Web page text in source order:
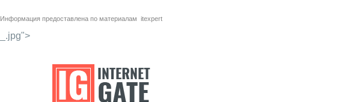
Информация предоставлена по материалам itexpert
_.jpg">